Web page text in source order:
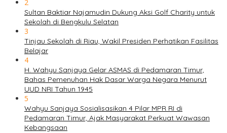
2
Sultan Baktiar Najamudin Dukung Aksi Golf Charity untuk
Sekolah di Bengkulu Selatan
3
Tinjau Sekolah di Riau, Wakil Presiden Perhatikan Fasilitas
Belajar
4
H. Wahyu Sanjaya Gelar ASMAS di Pedamaran Timur,
Bahas Pemenuhan Hak Dasar Warga Negara Menurut
UUD NRI Tahun 1945
5
Wahyu Sanjaya Sosialisasikan 4 Pilar MPR RI di
Pedamaran Timur, Ajak Masyarakat Perkuat Wawasan
Kebangsaan